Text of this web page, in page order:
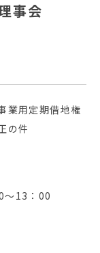
事会
業用定期借地権
の件
～13：00